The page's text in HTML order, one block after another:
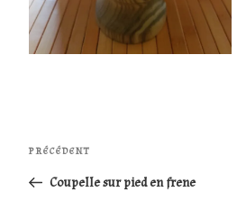
l’article
Article
PRÉCÉDENT
Coupelle sur pied en frene